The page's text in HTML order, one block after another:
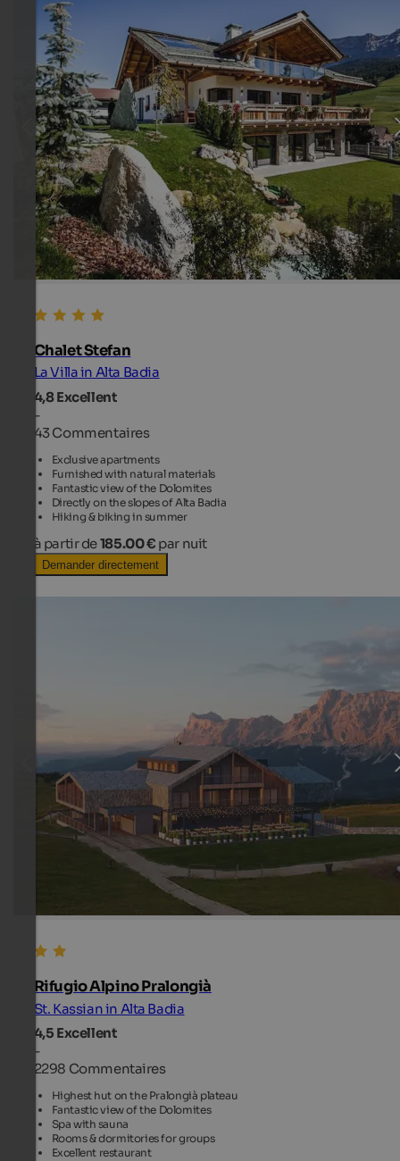
Chalet Stefan
La Villa in Alta Badia
4,8Excellent
-
43 Commentaires
Exclusive apartments
Furnished with natural materials
Fantastic view of the Dolomites
Directly on the slopes of Alta Badia
Hiking & biking in summer
à partir de185.00 € par nuit
Demander directement
Rifugio Alpino Pralongià
St. Kassian in Alta Badia
4,5 Excellent
-
2298 Commentaires
Highest hut on the Pralongià plateau
Fantastic view of the Dolomites
Spa with sauna
Rooms & dormitories for groups
Excellent restaurant